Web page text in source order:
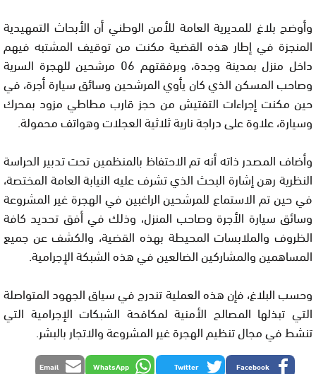
وأوضح بلاغ للمديرية العامة للأمن الوطني أن الأبحاث التمهيدية
المنجزة في إطار هذه القضية مكنت من توقيف المشتبه فيهم
داخل منزل بمدينة وجدة، وبرفقتهم 06 مرشحين للهجرة السرية
وصاحب المسكن الذي كان يأوي المرشحين وسائق سيارة أجرة، في
حين مكنت إجراءات التفتيش من حجز قارب مطاطي مزود بمحرك
وسيارة، علاوة على دراجة نارية ثلاثية العجلات وهواتف محمولة.
وأضاف المصدر ذاته أنه تم الاحتفاظ بالمنظمين تحت تدبير الحراسة
النظرية رهن إشارة البحث الذي تشرف عليه النيابة العامة المختصة،
في حين تم الاستماع للمرشحين الراغبين في الهجرة غير المشروعة
وسائق سيارة الأجرة وصاحب المنزل، وذلك في أفق تحديد كافة
الظروف والملابسات المحيطة بهذه القضية، والكشف عن جميع
المساهمين والمشاركين الضالعين في هذه الشبكة الإجرامية.
وحسب البلاغ، فإن هذه العملية تندرج في سياق الجهود المتواصلة
التي تبذلها المصالح الأمنية لمكافحة الشبكات الإجرامية التي
تنشط في مجال تنظيم الهجرة غير المشروعة والاتجار بالبشر.
Facebook
Twitter
WhatsApp
Email